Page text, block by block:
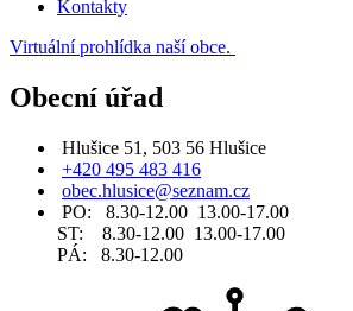
Kontakty
Virtuální prohlídka naší obce.
Obecní úřad
Hlušice 51, 503 56 Hlušice
+420 495 483 416
obec.hlusice@seznam.cz
PO: 8.30-12.00 13.00-17.00
ST: 8.30-12.00 13.00-17.00
PÁ: 8.30-12.00